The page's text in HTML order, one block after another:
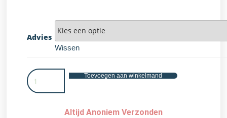
Advies
Wissen
Toevoegen aan winkelmand
Altijd Anoniem Verzonden